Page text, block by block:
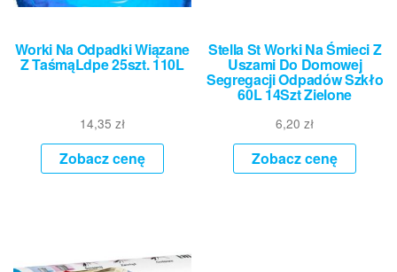
Worki Na Odpadki Wiązane
Z TaśmąLdpe 25szt. 110L
14,35 zł
Zobacz cenę
Stella St Worki Na Śmieci Z
Uszami Do Domowej
Segregacji Odpadów Szkło
60L 14Szt Zielone
6,20zł
Zobacz cenę